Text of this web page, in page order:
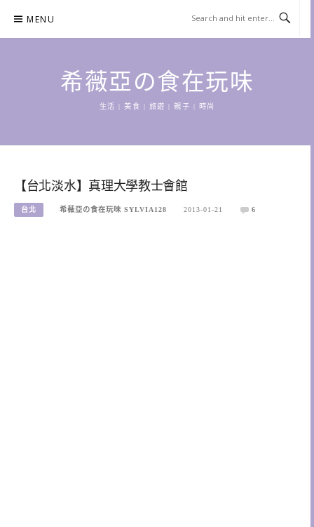
content
MENU
希薇亞の食在玩味
生活 | 美食 | 旅遊 | 親子 | 時尚
【台北淡水】真理大學教士會館
台北 希薇亞の食在玩味 SYLVIA128 2013-01-21 6